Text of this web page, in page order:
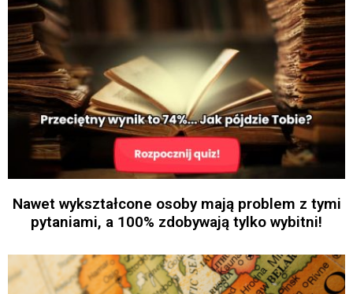
Nawet wykształcone osoby mają problem z tymi
pytaniami, a 100% zdobywają tylko wybitni!